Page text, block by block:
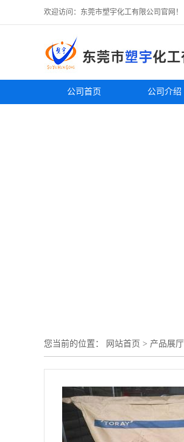
欢迎访问：东莞市塑宇化工有限公司官网！
公司首页 公司介绍
您当前的位置： 网站首页 > 产品展厅